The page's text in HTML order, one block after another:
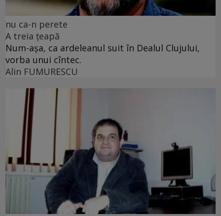
nu ca-n perete
A treia țeapă
Num-așa, ca ardeleanul suit în Dealul Clujului,
vorba unui cîntec.
Alin FUMURESCU